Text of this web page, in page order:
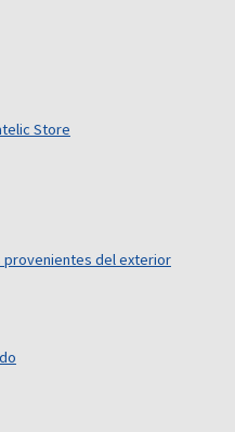
Store
provenientes del exterior